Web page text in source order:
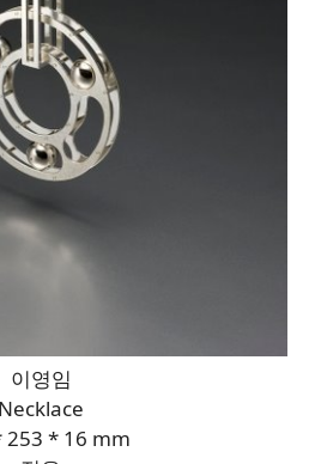
이영임
Necklace
253 * 16 mm